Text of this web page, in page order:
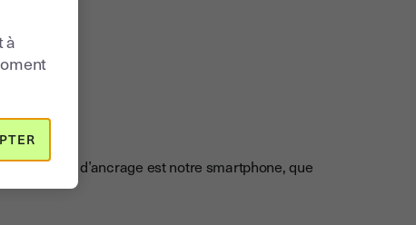
le point d’ancrage est notre smartphone, que
à